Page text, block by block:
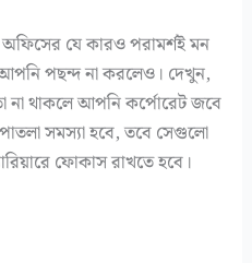
যে কারও পরামর্শই মন
পছন্দ না করলেও। দেখুন,
না থাকলে আপনি কর্পোরেট জবে
সমস্যা হবে, তবে সেগুলো
ফোকাস রাখতে হবে।